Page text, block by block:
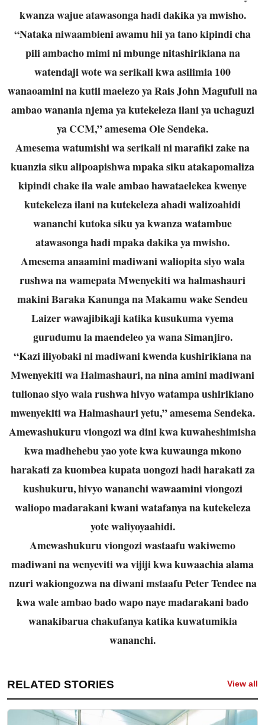
kwanza wajue atawasonga hadi dakika ya mwisho.
“Nataka niwaambieni awamu hii ya tano kipindi cha
pili ambacho mimi ni mbunge nitashirikiana na
watendaji wote wa serikali kwa asilimia 100
wanaoamini na kutii maelezo ya Rais John Magufuli na
ambao wanania njema ya kutekeleza ilani ya uchaguzi
ya CCM,” amesema Ole Sendeka.
Amesema watumishi wa serikali ni marafiki zake na
kuanzia siku alipoapishwa mpaka siku atakapomaliza
kipindi chake ila wale ambao hawataelekea kwenye
kutekeleza ilani na kutekeleza ahadi walizoahidi
wananchi kutoka siku ya kwanza watambue
atawasonga hadi mpaka dakika ya mwisho.
Amesema anaamini madiwani waliopita siyo wala
rushwa na wamepata Mwenyekiti wa halmashauri
makini Baraka Kanunga na Makamu wake Sendeu
Laizer wawajibikaji katika kusukuma vyema
gurudumu la maendeleo ya wana Simanjiro.
“Kazi iliyobaki ni madiwani kwenda kushirikiana na
Mwenyekiti wa Halmashauri, na nina amini madiwani
tulionao siyo wala rushwa hivyo watampa ushirikiano
mwenyekiti wa Halmashauri yetu,” amesema Sendeka.
Amewashukuru viongozi wa dini kwa kuwaheshimisha
kwa madhehebu yao yote kwa kuwaunga mkono
harakati za kuombea kupata uongozi hadi harakati za
kushukuru, hivyo wananchi wawaamini viongozi
waliopo madarakani kwani watafanya na kutekeleza
yote waliyoyaahidi.
Amewashukuru viongozi wastaafu wakiwemo
madiwani na wenyeviti wa vijiji kwa kuwaachia alama
nzuri wakiongozwa na diwani mstaafu Peter Tendee na
kwa wale ambao bado wapo naye madarakani bado
wanakibarua chakufanya katika kuwatumikia
wananchi.
RELATED STORIES View all